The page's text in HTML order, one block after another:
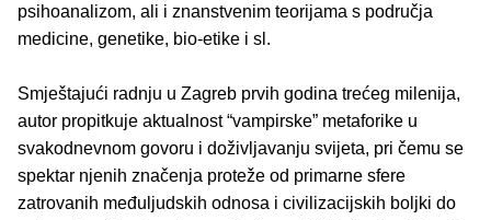
psihoanalizom, ali i znanstvenim teorijama s područja
medicine, genetike, bio-etike i sl.
Smještajući radnju u Zagreb prvih godina trećeg milenija,
autor propitkuje aktualnost “vampirske” metaforike u
svakodnevnom govoru i doživljavanju svijeta, pri čemu se
spektar njenih značenja proteže od primarne sfere
zatrovanih međuljudskih odnosa i civilizacijskih boljki do